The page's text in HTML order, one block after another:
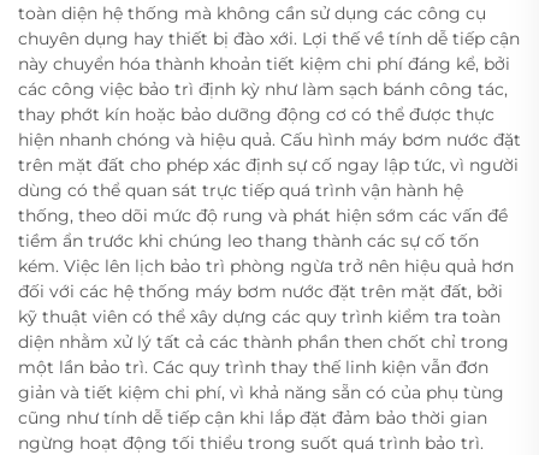
toàn diện hệ thống mà không cần sử dụng các công cụ
chuyên dụng hay thiết bị đào xới. Lợi thế về tính dễ tiếp cận
này chuyển hóa thành khoản tiết kiệm chi phí đáng kể, bởi
các công việc bảo trì định kỳ như làm sạch bánh công tác,
thay phớt kín hoặc bảo dưỡng động cơ có thể được thực
hiện nhanh chóng và hiệu quả. Cấu hình máy bơm nước đặt
trên mặt đất cho phép xác định sự cố ngay lập tức, vì người
dùng có thể quan sát trực tiếp quá trình vận hành hệ
thống, theo dõi mức độ rung và phát hiện sớm các vấn đề
tiềm ẩn trước khi chúng leo thang thành các sự cố tốn
kém. Việc lên lịch bảo trì phòng ngừa trở nên hiệu quả hơn
đối với các hệ thống máy bơm nước đặt trên mặt đất, bởi
kỹ thuật viên có thể xây dựng các quy trình kiểm tra toàn
diện nhằm xử lý tất cả các thành phần then chốt chỉ trong
một lần bảo trì. Các quy trình thay thế linh kiện vẫn đơn
giản và tiết kiệm chi phí, vì khả năng sẵn có của phụ tùng
cũng như tính dễ tiếp cận khi lắp đặt đảm bảo thời gian
ngừng hoạt động tối thiểu trong suốt quá trình bảo trì.